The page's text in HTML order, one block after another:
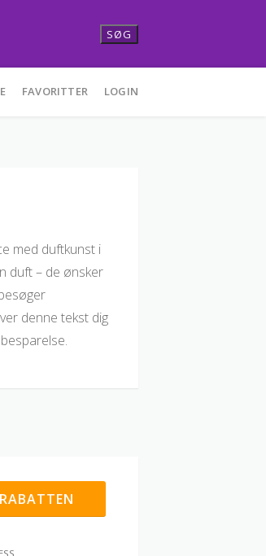
SØG
FAVORITTER LOGIN
med duftkunst i
duft – de ønsker
denne tekst dig